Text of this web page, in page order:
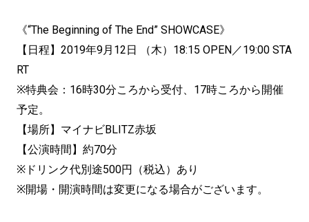
《“The Beginning of The End” SHOWCASE》
【日程】2019年9月12日 （木）18:15 OPEN／19:00 STA
RT
※特典会：16時30分ころから受付、17時ころから開催
予定。
【場所】マイナビBLITZ赤坂
【公演時間】約70分
※ドリンク代別途500円（税込）あり
※開場・開演時間は変更になる場合がございます。